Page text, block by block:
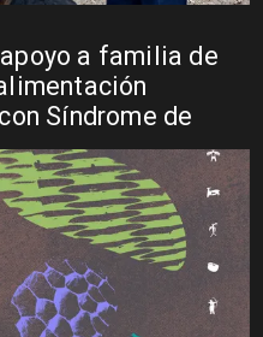
a familia de
Síndrome de